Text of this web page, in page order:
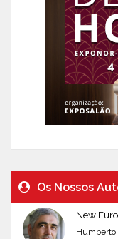
Os Nossos
New
Humberto